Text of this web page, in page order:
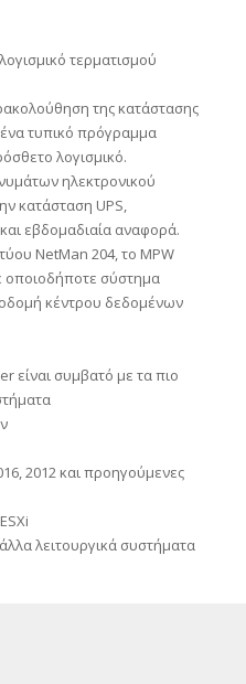
τερματισμού
της κατάστασης
τυπικό πρόγραμμα
λογισμικό.
ηλεκτρονικού
κατάσταση UPS,
εβδομαδιαία αναφορά.
NetMan 204, το MPW
οποιοδήποτε σύστημα
κέντρου δεδομένων
είναι συμβατό με τα πιο
2012 και προηγούμενες
λειτουργικά συστήματα